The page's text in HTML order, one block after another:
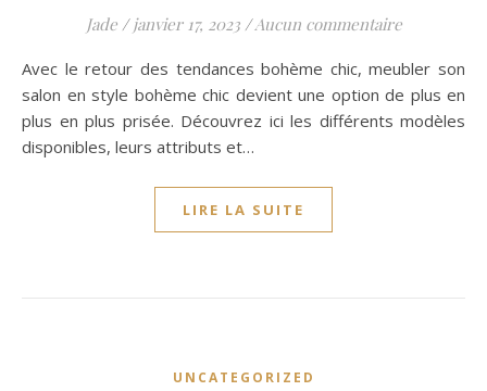
Jade / janvier 17, 2023 /Aucun commentaire
Avec le retour des tendances bohème chic, meubler son
salon en style bohème chic devient une option de plus en
plus en plus prisée. Découvrez ici les différents modèles
disponibles, leurs attributs et…
LIRE LA SUITE
UNCATEGORIZED